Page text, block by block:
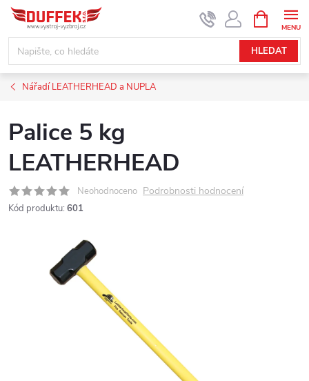
Přejít
obsah
HLEDAT
NÁKUPNÍ
KOŠÍK
Nářadí LEATHERHEAD a NUPLA
Palice 5 kg
LEATHERHEAD
Neohodnoceno Podrobnosti hodnocení
Kód produktu: 601